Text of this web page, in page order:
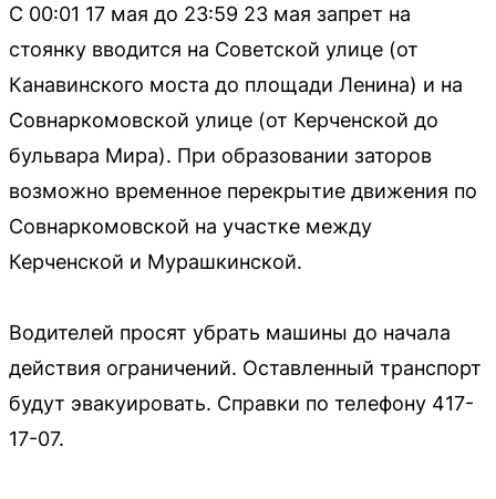
С 00:01 17 мая до 23:59 23 мая запрет на
стоянку вводится на Советской улице (от
Канавинского моста до площади Ленина) и на
Совнаркомовской улице (от Керченской до
бульвара Мира). При образовании заторов
возможно временное перекрытие движения по
Совнаркомовской на участке между
Керченской и Мурашкинской.
Водителей просят убрать машины до начала
действия ограничений. Оставленный транспорт
будут эвакуировать. Справки по телефону 417-
17-07.